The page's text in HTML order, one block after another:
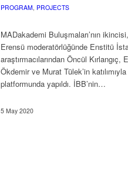
PROGRAM, PROJECTS
MADakademi Buluşmaları’nın
Erensü moderatörlüğünde Enstitü
araştırmacılarından Öncül Kırlangıç,
Ökdemir ve Murat Tülek’in
platformunda yapıldı. İBB’nin…
5 May 2020